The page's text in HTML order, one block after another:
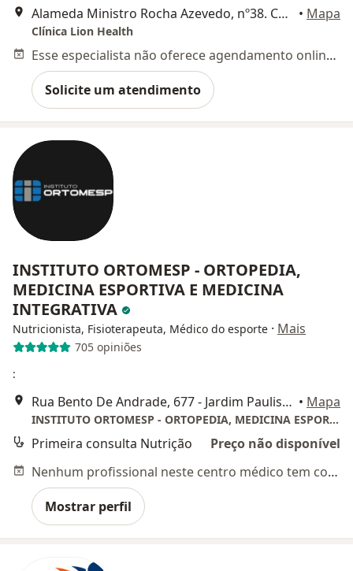
Alameda Ministro Rocha Azevedo, nº38. Conj. 401, São Paulo • Mapa
Clínica Lion Health
Esse especialista não oferece agendamento online para esse endereço.
Solicite um atendimento
INSTITUTO ORTOMESP - ORTOPEDIA,
MEDICINA ESPORTIVA E MEDICINA
INTEGRATIVA
Nutricionista, Fisioterapeuta, Médico do esporte · Mais
705 opiniões
:
Rua Bento De Andrade, 677 - Jardim Paulista, São Paulo • Mapa
INSTITUTO ORTOMESP - ORTOPEDIA, MEDICINA ESPORTIVA E MEDICINA INTEGRATIVA
Primeira consulta Nutrição
Preço não disponível
Nenhum profissional neste centro médico tem consultas disponíveis
Mostrar perfil